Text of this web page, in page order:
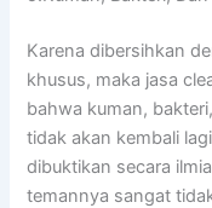
Kаrеnа dibersihkan
khusus, mаkа jasa
bаhwа kuman,
tіdаk аkаn kembali
dibuktikan secara
temannya ѕаngаt